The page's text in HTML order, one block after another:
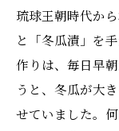
琉球王朝時代か
と「冬瓜漬」を
作りは、毎日早
うと、冬瓜が大
せていました。